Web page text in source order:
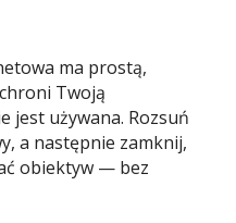
ma prostą,
Twoją
jest używana. Rozsuń
a następnie zamknij,
obiektyw — bez